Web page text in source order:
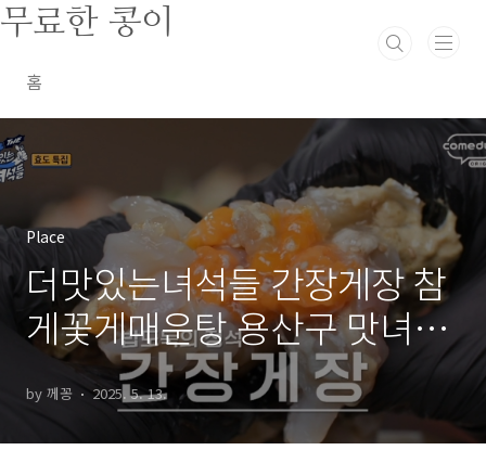
본문 바로가기
무료한 콩이
홈
Place
더맛있는녀석들 간장게장 참
게꽃게매운탕 용산구 맛녀석
514회 효도음식특집
by 께꽁 2025. 5. 13.